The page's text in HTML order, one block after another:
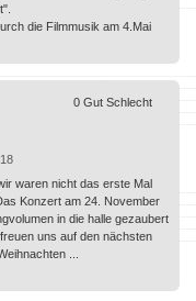
die Filmmusik am 4.Mai
waren nicht das erste Mal
Konzert am 24. November
in die halle gezaubert
uns auf den nächsten
...
0 Gut Schlecht